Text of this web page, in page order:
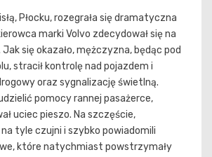
Płocku, rozegrała się dramatyczna
marki Volvo zdecydował się na
się okazało, mężczyzna, będąc pod
stracił kontrolę nad pojazdem i
oraz sygnalizację świetlną.
pomocy rannej pasażerce,
uciec pieszo. Na szczęście,
tyle czujni i szybko powiadomili
które natychmiast powstrzymały